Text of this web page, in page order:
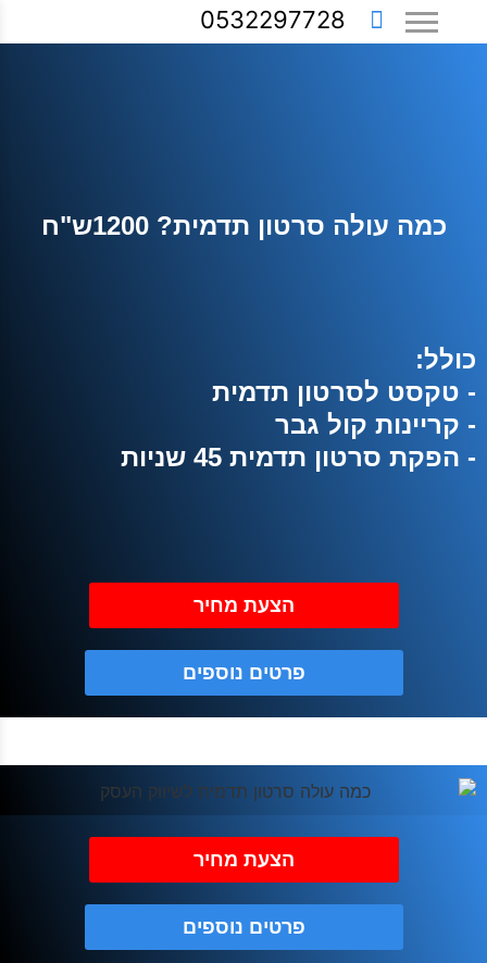
0532297728
כמה עולה סרטון תדמית? 1200ש"ח
כולל:
- טקסט לסרטון תדמית
- קריינות קול גבר
- הפקת סרטון תדמית 45 שניות
הצעת מחיר
פרטים נוספים
הצעת מחיר
פרטים נוספים